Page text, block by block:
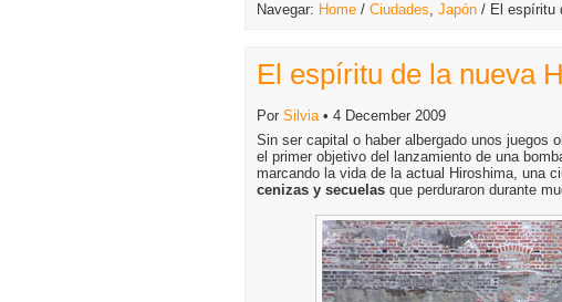
Navegar: Home / Ciudades, Japón / El espíritu
El espíritu de la nueva
Por Silvia• 4 December 2009
Sin ser capital o haber albergado unos juegos
el primer objetivo del lanzamiento de una
marcando la vida de la actual Hiroshima, una
cenizas y secuelas que perduraron durante